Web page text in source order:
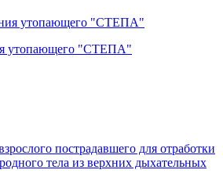
утопающего "СТЕПА"